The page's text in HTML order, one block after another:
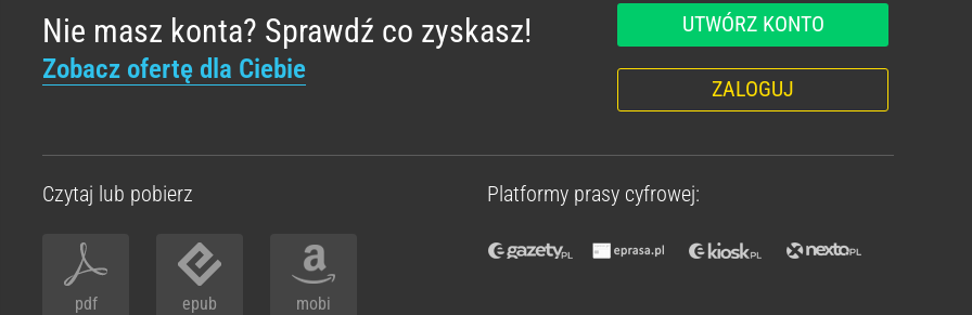
Nie masz konta? Sprawdź co zyskasz!
Zobacz ofertę dla Ciebie
UTWÓRZ KONTO
ZALOGUJ
Czytaj lub pobierz
pdf epub mobi
Platformy prasy cyfrowej: